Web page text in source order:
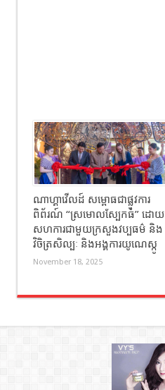
ណាហ្គាវើលដ៍ សម្ពោធជាផ្លូវការ
ពិព័រណ៍ “ស្រមោលស្បែកធំ” ដោយ
សហការជាមួយក្រសួងវប្បធម៌ និង
វិចិត្រសិល្បៈ និងអង្គការយូណេស្កូ
November 18, 2025